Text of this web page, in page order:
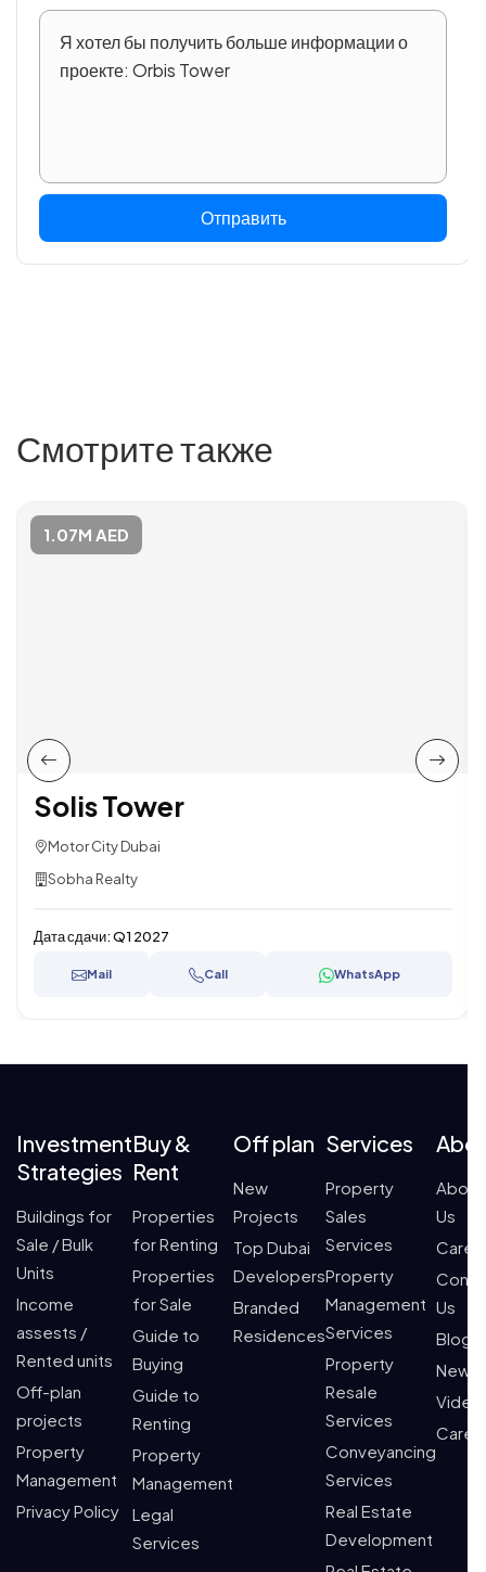
Отправить
Смотрите также
1.07M AED
Solis Tower
Motor City Dubai
Sobha Realty
Дата сдачи:Q1 2027
Mail Call WhatsApp
Investment
Strategies
Buildings for
Sale / Bulk
Units
Income
assests /
Rented units
Off-plan
projects
Property
Management
Privacy Policy
Buy &
Rent
Properties
for Renting
Properties
for Sale
Guide to
Buying
Guide to
Renting
Property
Management
Legal
Services
Off plan
New
Projects
Top Dubai
Developers
Branded
Residences
Services
Property
Sales
Services
Property
Management
Services
Property
Resale
Services
Conveyancing
Services
Real Estate
Development
About
Us
Us
Blogs
News